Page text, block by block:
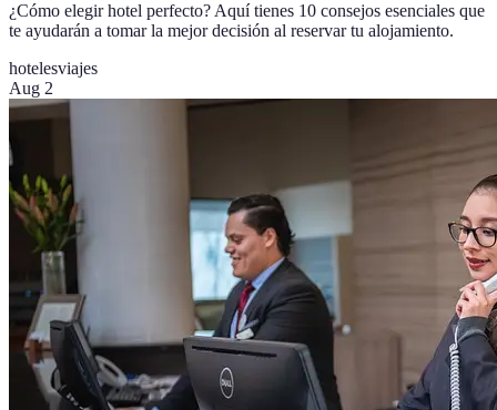
¿Cómo elegir hotel perfecto? Aquí tienes 10 consejos esenciales que
te ayudarán a tomar la mejor decisión al reservar tu alojamiento.
hotelesviajes
Aug 2